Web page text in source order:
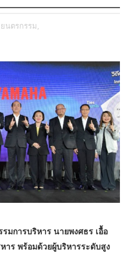
ยนตรกรรม,
มการบริหาร นายพงศธร เอื้อ
าร พร้อมด้วยผู้บริหารระดับสูง